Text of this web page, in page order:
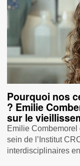
Pourquoi nos
? Emilie
sur le
Emilie
sein de l’Institut
interdisciplinaires